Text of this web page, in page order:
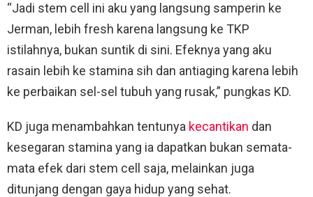
“Jadi stem cell ini aku yang langsung samperin ke
Jerman, lebih fresh karena langsung ke TKP
istilahnya, bukan suntik di sini. Efeknya yang aku
rasain lebih ke stamina sih dan antiaging karena lebih
ke perbaikan sel-sel tubuh yang rusak,” pungkas KD.
KD juga menambahkan tentunya kecantikan dan
kesegaran stamina yang ia dapatkan bukan semata-
mata efek dari stem cell saja, melainkan juga
ditunjang dengan gaya hidup yang sehat.